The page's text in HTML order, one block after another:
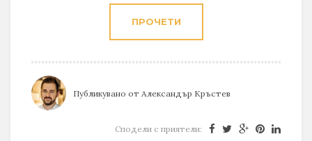
ПРОЧЕТИ
Публикувано от Александър Кръстев
Сподели с приятели: